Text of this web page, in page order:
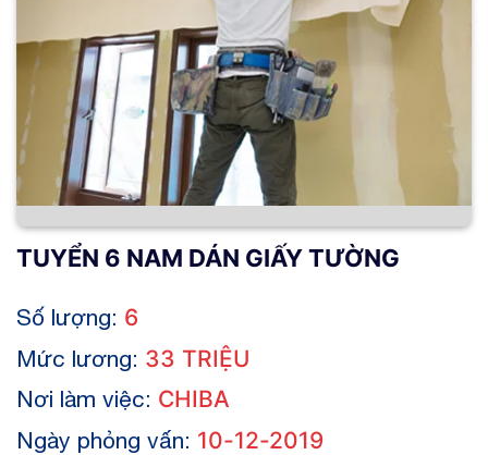
TUYỂN 6 NAM DÁN GIẤY TƯỜNG
Số lượng: 6
Mức lương: 33 TRIỆU
Nơi làm việc: CHIBA
Ngày phỏng vấn: 10-12-2019